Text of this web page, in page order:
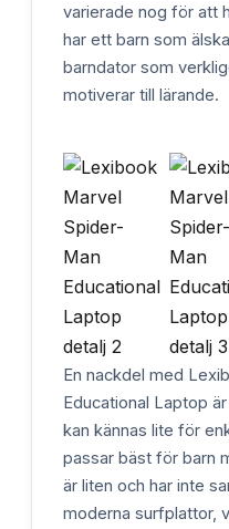
varierade nog för att
har ett barn som
barndator som
motiverar till lärande.
En nackdel med
Educational Laptop
kan kännas lite för
passar bäst för barn
är liten och har inte
moderna surfplattor,